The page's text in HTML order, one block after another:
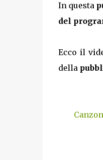
In questa
del
Ecco il
della